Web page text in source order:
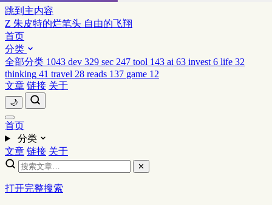
跳到主内容
Z 朱皮特的烂笔头 自由的飞翔
首页
分类
全部分类 1043 dev 329 sec 247 tool 143 ai 63 invest 6 life 32
thinking 41 travel 28 reads 137 game 12
文章 链接 关于
🌙
首页
分类
文章 链接 关于
✕
打开完整搜索